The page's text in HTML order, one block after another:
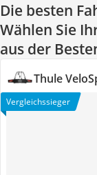
Die besten
Wählen Sie
aus der
Thule
Vergleichssieger